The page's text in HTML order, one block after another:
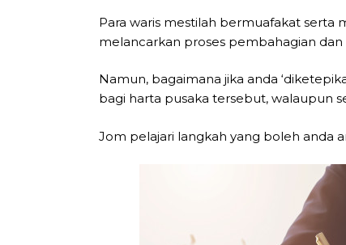
Para waris mestilah bermuafakat serta
melancarkan proses pembahagian
Namun, bagaimana jika anda
bagi harta pusaka tersebut, walaupun
Jom pelajari langkah yang boleh anda